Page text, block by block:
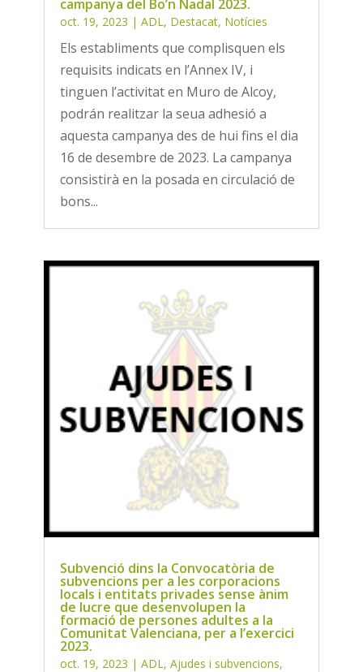
campanya del Bo’n Nadal 2023.
oct. 19, 2023 | ADL, Destacat, Notícies
Els establiments que complisquen els
requisits indicats en l’Annex IV, i
tinguen l’activitat en Muro de Alcoy,
podrán realitzar la seua adhesió a
aquesta campanya des de hui fins el dia
16 de desembre de 2023. La campanya
consistirà en la posada en circulació de
bons...
Subvenció dins la Convocatòria de
subvencions per a les corporacions
locals i entitats privades sense ànim
de lucre que desenvolupen la
formació de persones adultes a la
Comunitat Valenciana, per a l’exercici
2023.
oct. 19, 2023 | ADL , Ajudes i subvencions,